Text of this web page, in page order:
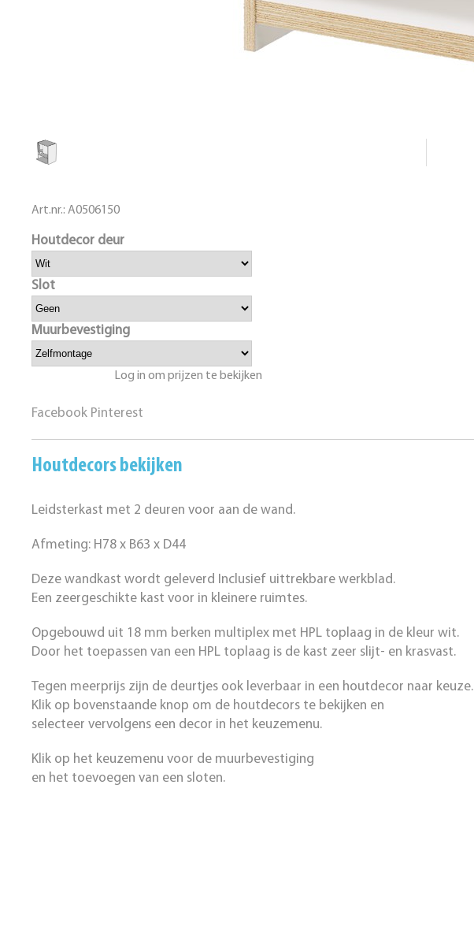
Art.nr.: A0506150
Houtdecor deur
Slot
Muurbevestiging
Log in om prijzen te bekijken
Facebook Pinterest
Houtdecors bekijken
Leidsterkast met 2 deuren voor aan de wand.
Afmeting: H78 x B63 x D44
Deze wandkast wordt geleverd Inclusief uittrekbare werkblad.
Een zeergeschikte kast voor in kleinere ruimtes.
Opgebouwd uit 18 mm berken multiplex met HPL toplaag in de kleur wit.
Door het toepassen van een HPL toplaag is de kast zeer slijt- en krasvast.
Tegen meerprijs zijn de deurtjes ook leverbaar in een houtdecor naar keuze.
Klik op bovenstaande knop om de houtdecors te bekijken en
selecteer vervolgens een decor in het keuzemenu.
Klik op het keuzemenu voor de muurbevestiging
en het toevoegen van een sloten.